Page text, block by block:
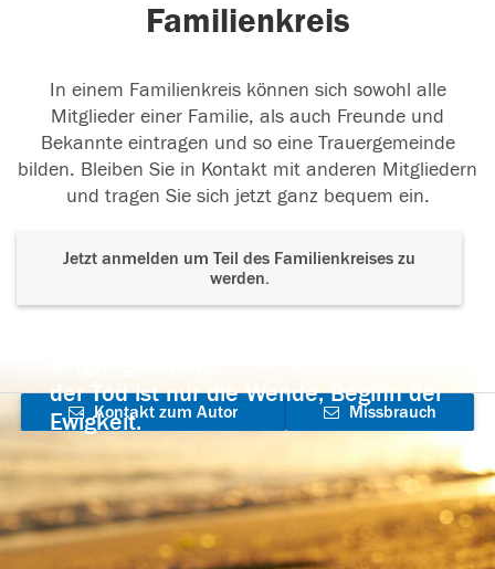
Familienkreis
In einem Familienkreis können sich sowohl alle
Mitglieder einer Familie, als auch Freunde und
Bekannte eintragen und so eine Trauergemeinde
bilden. Bleiben Sie in Kontakt mit anderen Mitgliedern
und tragen Sie sich jetzt ganz bequem ein.
Jetzt anmelden um Teil des Familienkreises zu
werden.
der Tod ist nur die Wende, Beginn der
Ewigkeit.
Kontakt zum Autor
aufnehmen
Missbrauch